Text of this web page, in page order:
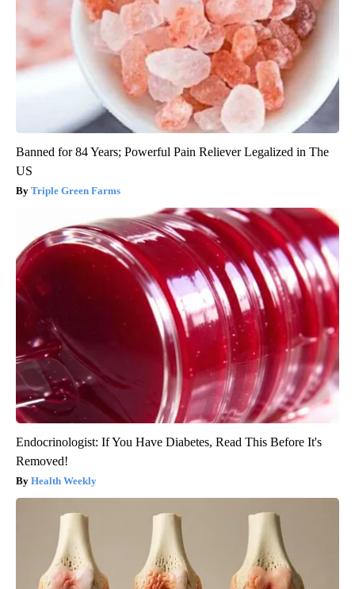
Banned for 84 Years; Powerful Pain Reliever Legalized in The
US
Triple Green Farms
Endocrinologist: If You Have Diabetes, Read This Before It's
Removed!
Health Weekly